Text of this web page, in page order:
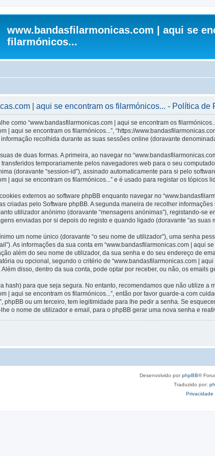
www.bandasfilarmonicas.com | aqui se
filarmónicos...
| aqui se encontram os filarmónicos... - Política de
como “www.bandasfilarmonicas.com | aqui se encontram os
| aqui se encontram os filarmónicos...”, “https://
recolhida durante as suas sessões online (doravante
de duas formas. A primeira, ao navegar no
temporariamente pelos navegadores web para o seu
(doravante “session-id”), assinado automaticamente para si pelo
| aqui se encontram os filarmónicos...” e é usado para registar os tópicos
externos ao software phpBB enquanto navegar no
criadas pelo Software phpBB. A segunda maneira de recolher
utilizador anónimo (doravante “mensagens anónimas”), registando-se
enviadas por si depois do registo e quando ligado (doravante “as suas
um nome único (doravante “o seu nome de utilizador”), uma senha
As informações da sua conta em “www.bandasfilarmonicas.com |
além do seu nome de utilizador, da sua senha e do seu endereço de
ou opcional, segundo o critério de “www.bandasfilarmonicas.com |
disso, dentro da sua conta, pode optar por receber, ou não, os emails
hash) para que seja segura. No entanto, recomendamos que não utilize
| aqui se encontram os filarmónicos...”, então por favor guarde-a com
phpBB ou um terceiro, tem legitimidade para lhe pedir a senha. Se
o nome de utilizador e email, para o phpBB gerar uma nova senha e
Desenvolvido porphpBB®
Traduzido por:
Privacidade